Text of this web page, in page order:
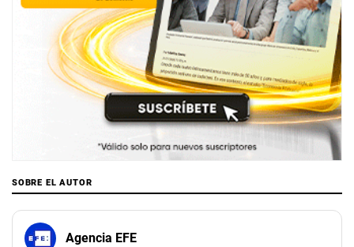
SOBRE EL AUTOR
Agencia EFE